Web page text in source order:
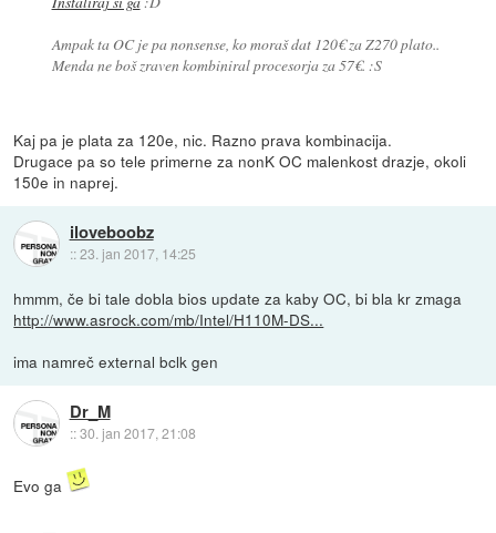
Ampak ta OC je pa nonsense, ko moraš dat 120€ za Z270 plato..
Menda ne boš zraven kombiniral procesorja za 57€. :S
Kaj pa je plata za 120e, nic. Razno prava kombinacija.
Drugace pa so tele primerne za nonK OC malenkost drazje, okoli
150e in naprej.
iloveboobz
::23. jan 2017, 14:25
hmmm, če bi tale dobla bios update za kaby OC, bi bla kr zmaga
http://www.asrock.com/mb/Intel/H110M-DS...
ima namreč external bclk gen
Dr_M
::30. jan 2017, 21:08
Evo ga